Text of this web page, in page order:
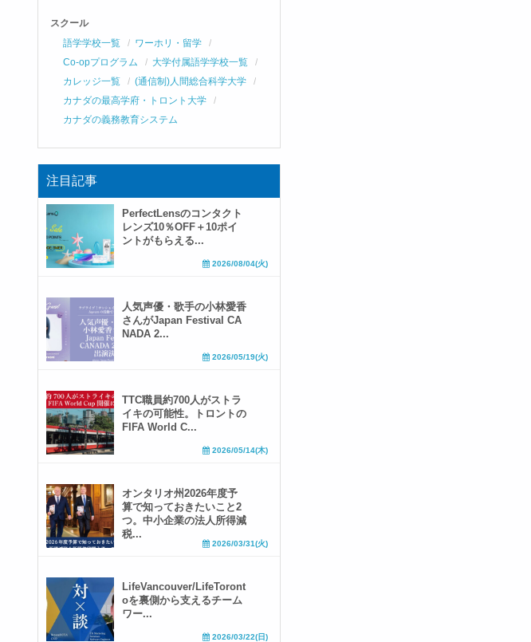
スクール
語学学校一覧
ワーホリ・留学
Co-opプログラム
大学付属語学学校一覧
カレッジ一覧
(通信制)人間総合科学大学
カナダの最高学府・トロント大学
カナダの義務教育システム
注目記事
PerfectLensのコンタクト
レンズ10％OFF＋10ポイ
ントがもらえる...
2026/08/04(火)
人気声優・歌手の小林愛香
さんがJapan Festival CA
NADA 2...
2026/05/19(火)
TTC職員約700人がストラ
イキの可能性。トロントの
FIFA World C...
2026/05/14(木)
オンタリオ州2026年度予
算で知っておきたいこと2
つ。中小企業の法人所得減
税...
2026/03/31(火)
LifeVancouver/LifeToront
oを裏側から支えるチーム
ワー...
2026/03/22(日)